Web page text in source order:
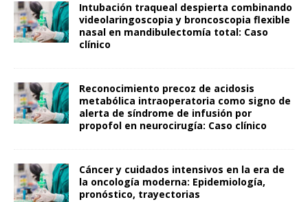
Intubación traqueal despierta combinando
videolaringoscopia y broncoscopia flexible
nasal en mandibulectomía total: Caso
clínico
Reconocimiento precoz de acidosis
metabólica intraoperatoria como signo de
alerta de síndrome de infusión por
propofol en neurocirugía: Caso clínico
Cáncer y cuidados intensivos en la era de
la oncología moderna: Epidemiología,
pronóstico, trayectorias